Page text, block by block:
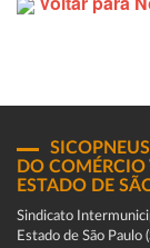
DO
ESTADO DE
Sindicato
Estado de São